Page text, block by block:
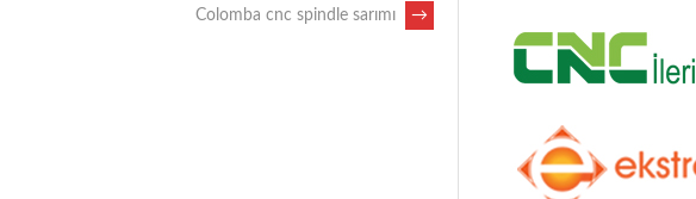
Colomba cnc spindle sarımı →